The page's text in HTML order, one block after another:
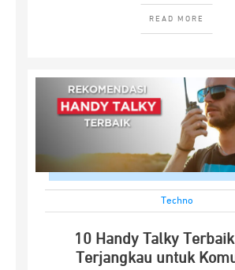
READ MORE
Techno
10 Handy Talky
Terjangkau untuk